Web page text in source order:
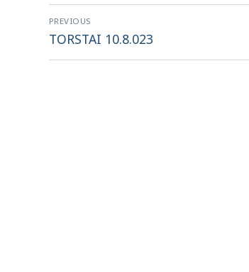
Artikkelien
selaus
PREVIOUS
Previous
TORSTAI 10.8.023